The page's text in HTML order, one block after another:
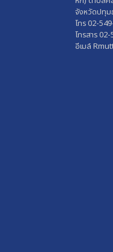
จังหวัดปทุ
โทร 02-
โทรสาร
อีเมล์